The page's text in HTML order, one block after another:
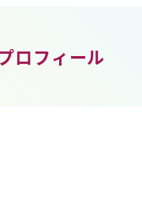
ロフィール